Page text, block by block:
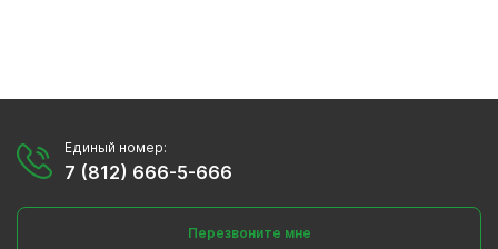
Единый номер:
7 (812) 666-5-666
Перезвоните мне